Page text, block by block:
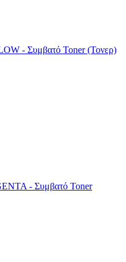
- Συμβατό Toner (Τονερ)
- Συμβατό Toner